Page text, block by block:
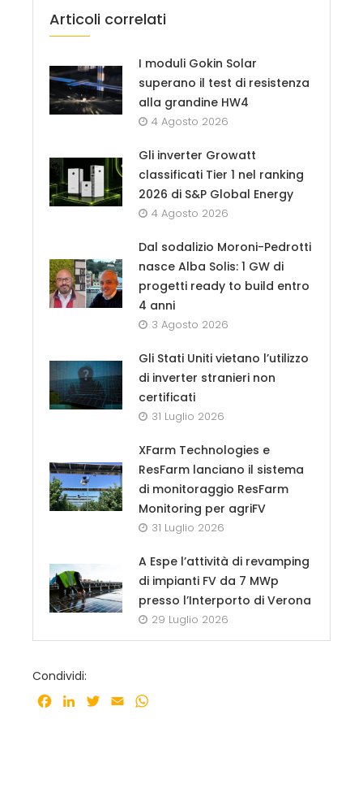
Articoli correlati
I moduli Gokin Solar
superano il test di resistenza
alla grandine HW4
4 Agosto 2026
Gli inverter Growatt
classificati Tier 1 nel ranking
2026 di S&P Global Energy
4 Agosto 2026
Dal sodalizio Moroni-Pedrotti
nasce Alba Solis: 1 GW di
progetti ready to build entro
4 anni
3 Agosto 2026
Gli Stati Uniti vietano l’utilizzo
di inverter stranieri non
certificati
31 Luglio 2026
XFarm Technologies e
ResFarm lanciano il sistema
di monitoraggio ResFarm
Monitoring per agriFV
31 Luglio 2026
A Espe l’attività di revamping
di impianti FV da 7 MWp
presso l’Interporto di Verona
29 Luglio 2026
Condividi:
Facebook
LinkedInTwitter
Email